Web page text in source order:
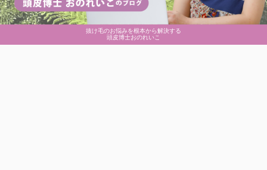
抜け毛のお悩みを根本から解決する
頭皮博士おのれいこ